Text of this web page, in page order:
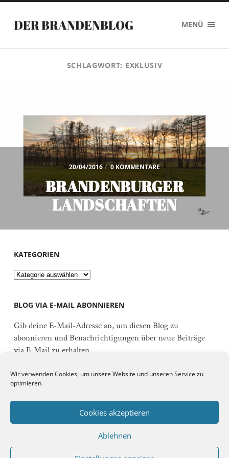
Wir verwenden Cookies, um unsere Website und unseren Service zu
optimieren.
Cookies akzeptieren
Ablehnen
DER BRANDENBLOG MENÜ
SCHLAGWORT: EXKLUSIV
20/04/2016 / 0 KOMMENTARE
BRANDENBURGER
LANDSCHAFTEN
KATEGORIEN
Kategorien
BLOG VIA E-MAIL ABONNIEREN
Gib deine E-Mail-Adresse an, um diesen Blog zu
abonnieren und Benachrichtigungen über neue Beiträge
via E-Mail zu erhalten.
Mail-
Adresse
Schließe dich 92 anderen Abonnenten an